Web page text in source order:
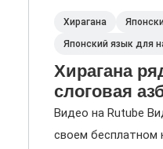
Хирагана
Японский язык для
Хирагана
слоговая
Видео на Rutube
своем бесплатном